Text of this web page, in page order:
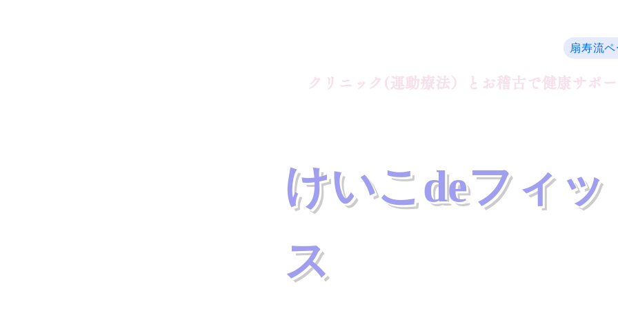
扇寿流
クリニック(運動療法）とお稽古で健康サポー
けいこdeフィ
ス